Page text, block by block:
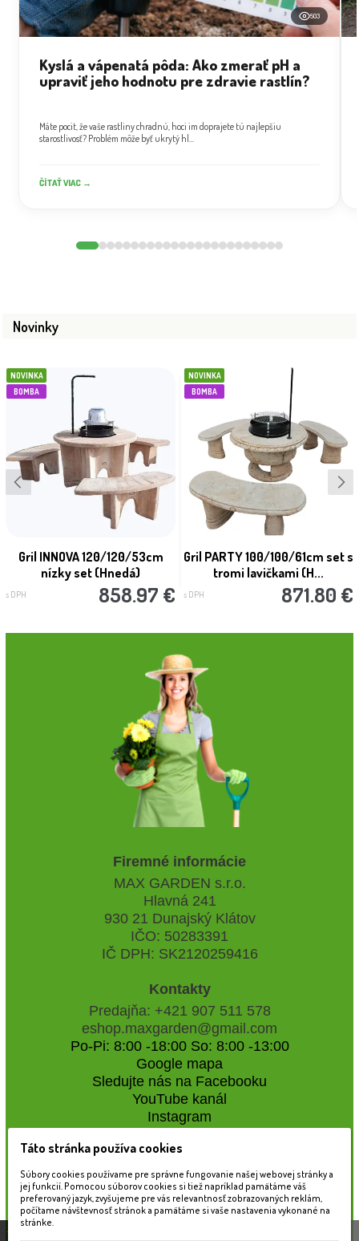
503
Kyslá a vápenatá pôda: Ako zmerať pH a
upraviť jeho hodnotu pre zdravie rastlín?
Máte pocit, že vaše rastliny chradnú, hoci im doprajete tú najlepšiu
starostlivosť? Problém môže byť ukrytý hl...
ČÍTAŤ VIAC →
Novinky
NOVINKA
BOMBA
Gril INNOVA 120/120/53cm
nízky set (Hnedá)
s DPH 858.97 €
NOVINKA
BOMBA
Gril PARTY 100/100/61cm set s
tromi lavičkami (H...
s DPH 871.80 €
Firemné informácie
MAX GARDEN s.r.o.
Hlavná 241
930 21 Dunajský Klátov
IČO: 50283391
IČ DPH: SK2120259416
Kontakty
Predajňa: +421 907 511 578
eshop.maxgarden@gmail.com
Po-Pi: 8:00 -18:00 So: 8:00 -13:00
Google mapa
Sledujte nás na Facebooku
YouTube kanál
Instagram
Naše záhradné centrum
Táto stránka používa súbory cookies, ktoré nám
Táto stránka používa cookies
Súbory cookies používame pre správne fungovanie našej webovej stránky a
jej funkcií. Pomocou súborov cookies si tiež napríklad pamätáme váš
preferovaný jazyk, zvyšujeme pre vás relevantnosť zobrazovaných reklám,
počítame návštevnosť stránok a pamätáme si vaše nastavenia vykonané na
stránke.